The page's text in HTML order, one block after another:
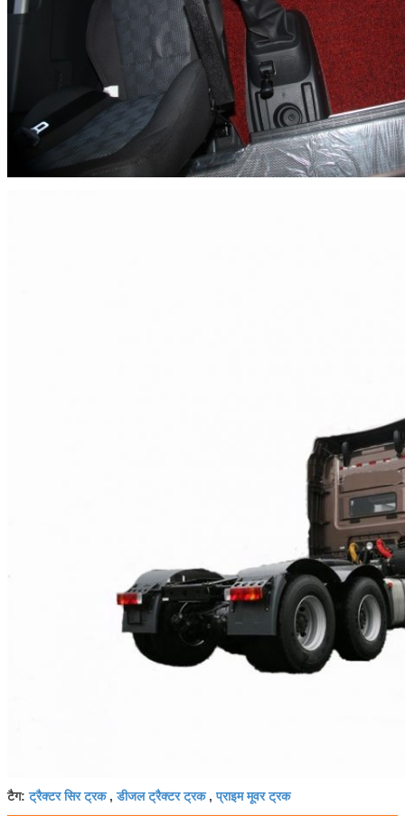
टैग:ट्रैक्टर सिर ट्रक,डीजल ट्रैक्टर ट्रक,प्राइम मूवर ट्रक